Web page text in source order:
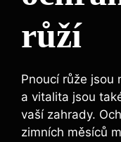
růží
Pnoucí růže jsou
a vitalita jsou
vaší zahrady.
zimních měsíců